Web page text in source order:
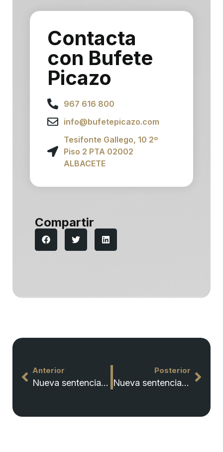
Contacta
con Bufete
Picazo
967 616 800
info@bufetepicazo.com
Tesifonte Gallego, 10 2º
Piso 2 PTA 02002
ALBACETE
Compartir
Anterior
Nueva sentencia que declara la nulidad de los bonos convertibles del Banco Sabadell en Albacete
Posterior
Nueva sentencia que declara la responsabilidad patrimonial de la administración